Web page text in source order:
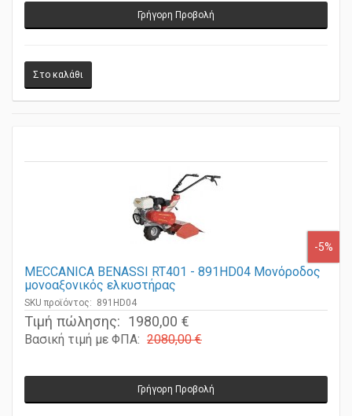
MECCANICA BENASSI RT401 - 891HD04 Μονόροδος
μονοαξονικός ελκυστήρας
SKU προϊόντος: 891HD04
Τιμή πώλησης: 1980,00 €
Βασική τιμή με ΦΠΑ: 2080,00 €